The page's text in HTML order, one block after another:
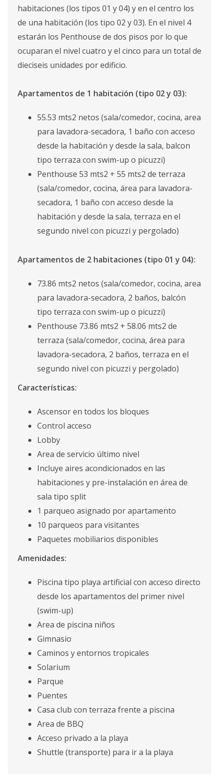
habitaciones (los tipos 01 y 04) y en el centro los
de una habitación (los tipo 02 y 03). En el nivel 4
estarán los Penthouse de dos pisos por lo que
ocuparan el nivel cuatro y el cinco para un total de
dieciseis unidades por edificio.
Apartamentos de 1 habitación (tipo 02 y 03):
55.53 mts2 netos (sala/comedor, cocina, area
para lavadora-secadora, 1 baño con acceso
desde la habitación y desde la sala, balcon
tipo terraza con swim-up o picuzzi)
Penthouse 53 mts2 + 55 mts2 de terraza
(sala/comedor, cocina, área para lavadora-
secadora, 1 baño con acceso desde la
habitación y desde la sala, terraza en el
segundo nivel con picuzzi y pergolado)
Apartamentos de 2 habitaciones (tipo 01 y 04):
73.86 mts2 netos (sala/comedor, cocina, area
para lavadora-secadora, 2 baños, balcón
tipo terraza con swim-up o picuzzi)
Penthouse 73.86 mts2 + 58.06 mts2 de
terraza (sala/comedor, cocina, área para
lavadora-secadora, 2 baños, terraza en el
segundo nivel con picuzzi y pergolado)
Características:
Ascensor en todos los bloques
Control acceso
Lobby
Area de servicio último nivel
Incluye aires acondicionados en las
habitaciones y pre-instalación en área de
sala tipo split
1 parqueo asignado por apartamento
10 parqueos para visitantes
Paquetes mobiliarios disponibles
Amenidades:
Piscina tipo playa artificial con acceso directo
desde los apartamentos del primer nivel
(swim-up)
Area de piscina niños
Gimnasio
Caminos y entornos tropicales
Solarium
Parque
Puentes
Casa club con terraza frente a piscina
Area de BBQ
Acceso privado a la playa
Shuttle (transporte) para ir a la playa